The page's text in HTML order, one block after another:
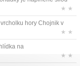
★ ★
hory Chojnik v
★ ★
na
★ ★